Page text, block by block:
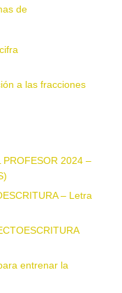
de
a las fracciones
PROFESOR 2024 –
– Letra
entrenar la